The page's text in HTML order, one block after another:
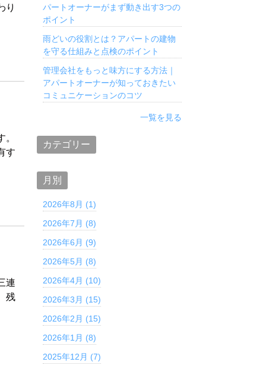
り
す
連
残
パートオーナーがまず動き出す3つの
ポイント
雨どいの役割とは？アパートの建物
を守る仕組みと点検のポイント
管理会社をもっと味方にする方法｜
アパートオーナーが知っておきたい
コミュニケーションのコツ
一覧を見る
カテゴリー
月別
2026年8月 (1)
2026年7月 (8)
2026年6月 (9)
2026年5月 (8)
2026年4月 (10)
2026年3月 (15)
2026年2月 (15)
2026年1月 (8)
2025年12月 (7)